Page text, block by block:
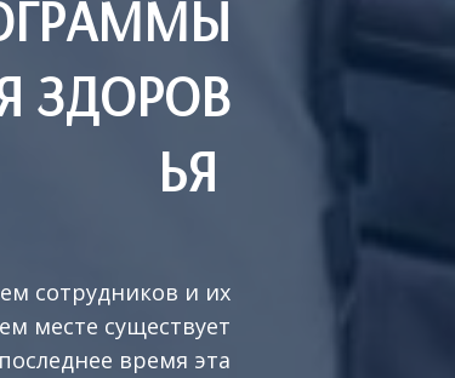
ЗДОРОВ
ЬЯ
сотрудников и их
месте существует
время эта